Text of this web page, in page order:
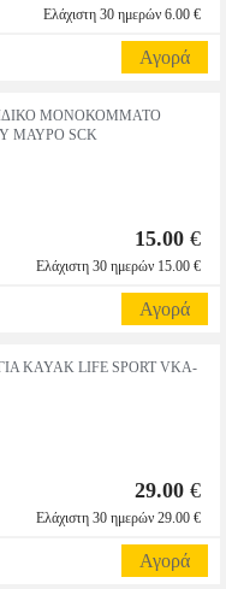
Ελάχιστη 30 ημερών 6.00 €
Αγορά
ΜΟΝΟΚΟΜΜΑΤΟ
ΜΑΥΡΟ SCK
15.00 €
Ελάχιστη 30 ημερών 15.00 €
Αγορά
KAYAK LIFE SPORT VKA-
29.00 €
Ελάχιστη 30 ημερών 29.00 €
Αγορά